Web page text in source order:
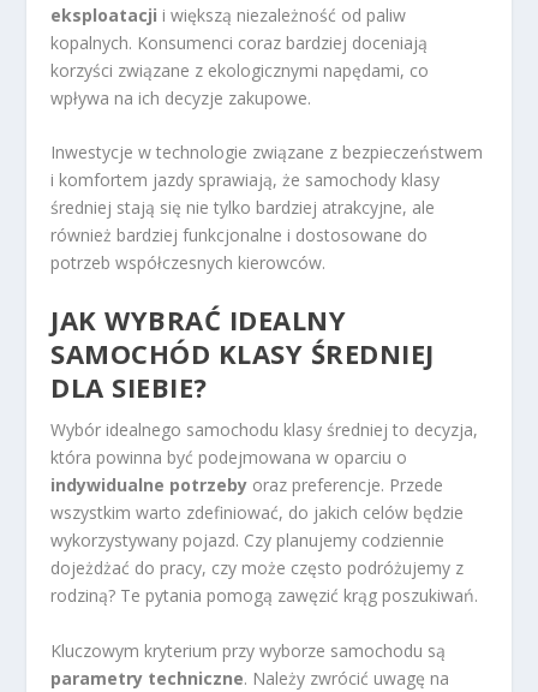
eksploatacji i większą niezależność od paliw
kopalnych. Konsumenci coraz bardziej doceniają
korzyści związane z ekologicznymi napędami, co
wpływa na ich decyzje zakupowe.
Inwestycje w technologie związane z bezpieczeństwem
i komfortem jazdy sprawiają, że samochody klasy
średniej stają się nie tylko bardziej atrakcyjne, ale
również bardziej funkcjonalne i dostosowane do
potrzeb współczesnych kierowców.
JAK WYBRAĆ IDEALNY
SAMOCHÓD KLASY ŚREDNIEJ
DLA SIEBIE?
Wybór idealnego samochodu klasy średniej to decyzja,
która powinna być podejmowana w oparciu o
indywidualne potrzeby oraz preferencje. Przede
wszystkim warto zdefiniować, do jakich celów będzie
wykorzystywany pojazd. Czy planujemy codziennie
dojeżdżać do pracy, czy może często podróżujemy z
rodziną? Te pytania pomogą zawęzić krąg poszukiwań.
Kluczowym kryterium przy wyborze samochodu są
parametry techniczne. Należy zwrócić uwagę na